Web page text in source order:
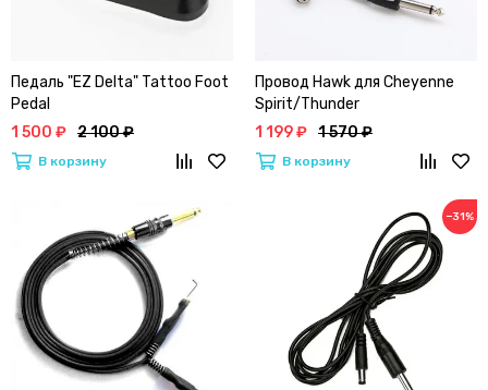
Педаль "EZ Delta" Tattoo Foot
Pedal
1 500 ₽ 2 100 ₽
В корзину
Провод Hawk для Cheyenne
Spirit/Thunder
1 199 ₽ 1 570 ₽
В корзину
−31%